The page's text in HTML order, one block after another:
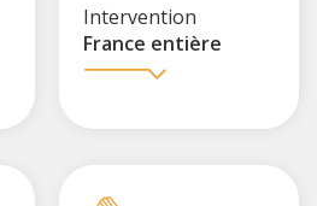
Intervention
France entière